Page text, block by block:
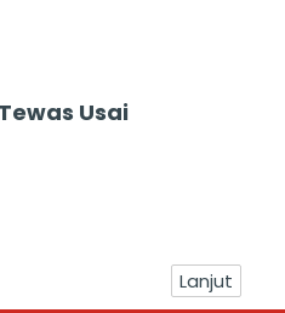
Usai
Lanjut